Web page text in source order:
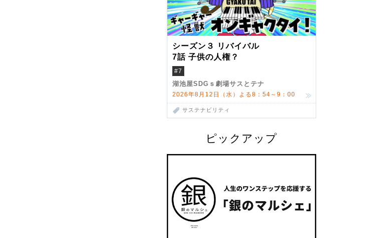
シーズン３ リバイバル
7話 子供の人権？
#7
湖池屋SDGｓ劇場サスとテナ
2026年8月12日（水）よる8：54～9：00
サステナビリティ
ピックアップ